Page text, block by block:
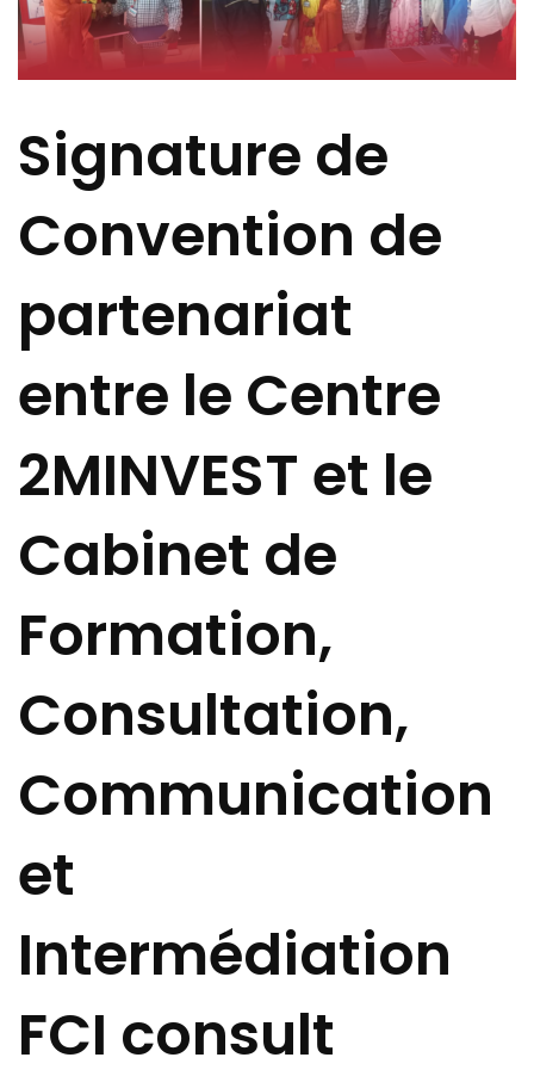
Signature de
Convention de
partenariat
entre le Centre
2MINVEST et le
Cabinet de
Formation,
Consultation,
Communication
et
Intermédiation
FCI consult